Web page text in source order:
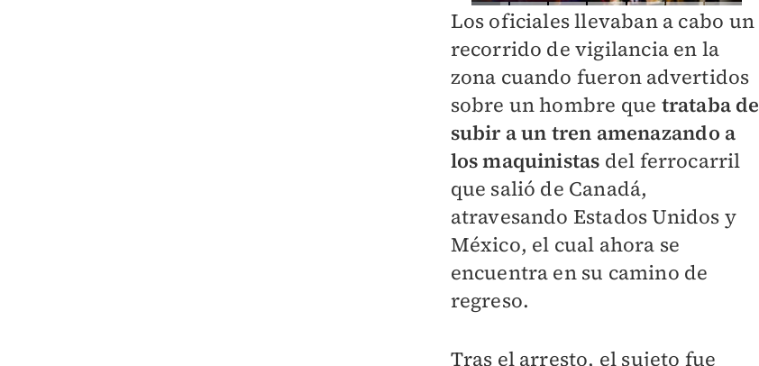
Los oficiales llevaban a cabo un
recorrido de vigilancia en la
zona cuando fueron advertidos
sobre un hombre que trataba de
subir a un tren amenazando a
los maquinistas del ferrocarril
que salió de Canadá,
atravesando Estados Unidos y
México, el cual ahora se
encuentra en su camino de
regreso.
Tras el arresto, el sujeto fue